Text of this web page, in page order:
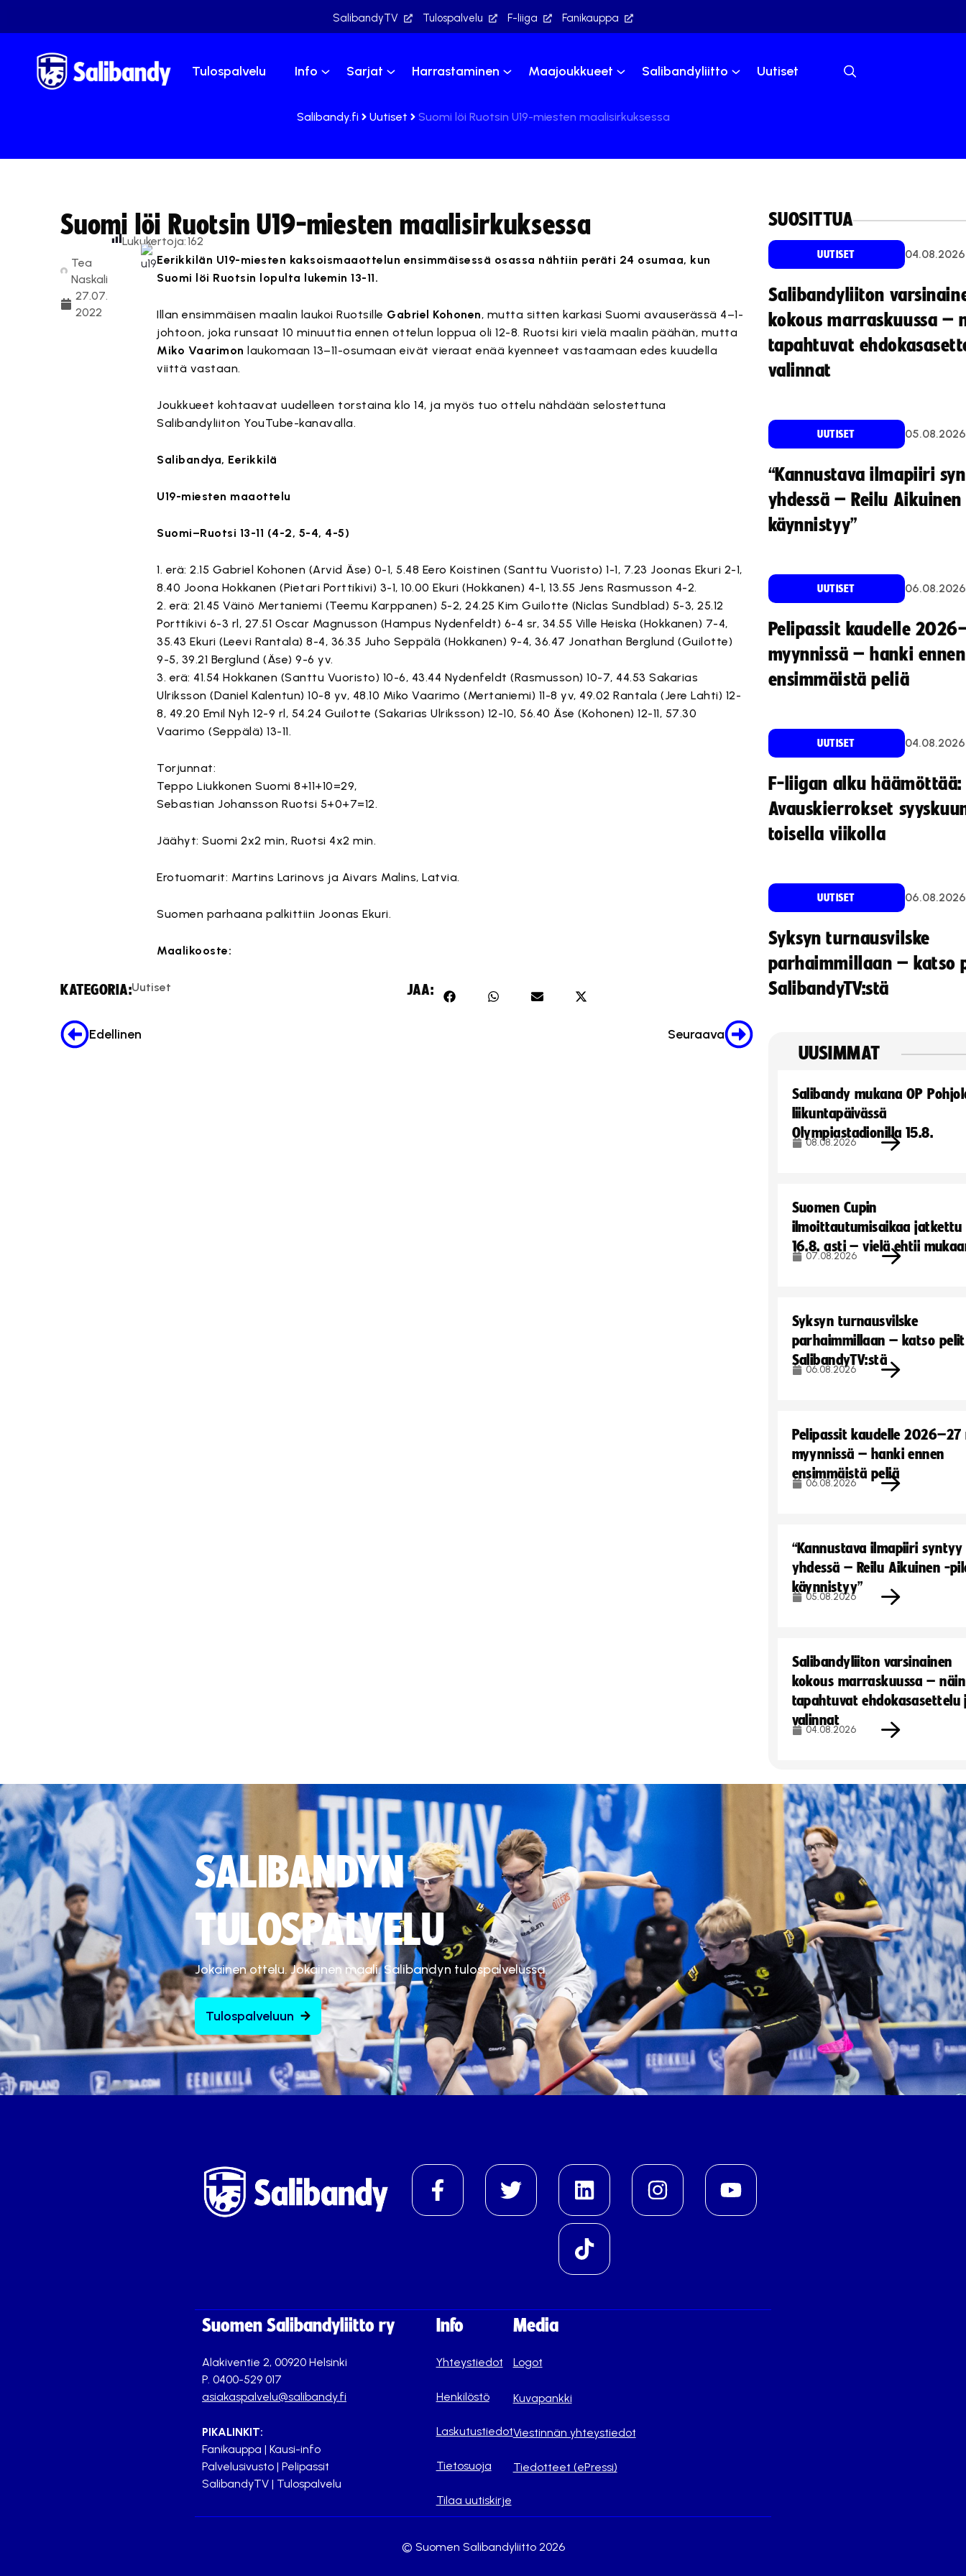
SalibandyTV Tulospalvelu F-liiga Fanikauppa
Tulospalvelu Info Sarjat Harrastaminen Maajoukkueet Salibandyliitto Uutiset
Salibandy.fi Uutiset Suomi löi Ruotsin U19-miesten maalisirkuksessa
Suomi löi Ruotsin U19-miesten maalisirkuksessa
Tea
Naskali
27.07.
2022
Lukukertoja:162
Eerikkilän U19-miesten kaksoismaaottelun ensimmäisessä osassa nähtiin peräti 24 osumaa, kun
Suomi löi Ruotsin lopulta lukemin 13-11.
Illan ensimmäisen maalin laukoi Ruotsille Gabriel Kohonen, mutta sitten karkasi Suomi avauserässä 4–1-
johtoon, joka runsaat 10 minuuttia ennen ottelun loppua oli 12-8. Ruotsi kiri vielä maalin päähän, mutta
Miko Vaarimon laukomaan 13–11-osumaan eivät vieraat enää kyenneet vastaamaan edes kuudella
viittä vastaan.
Joukkueet kohtaavat uudelleen torstaina klo 14, ja myös tuo ottelu nähdään selostettuna
Salibandyliiton YouTube-kanavalla.
Salibandya, Eerikkilä
U19-miesten maaottelu
Suomi–Ruotsi 13-11 (4-2, 5-4, 4-5)
1. erä: 2.15 Gabriel Kohonen (Arvid Äse) 0-1, 5.48 Eero Koistinen (Santtu Vuoristo) 1-1, 7.23 Joonas Ekuri 2-1,
8.40 Joona Hokkanen (Pietari Porttikivi) 3-1, 10.00 Ekuri (Hokkanen) 4-1, 13.55 Jens Rasmusson 4-2.
2. erä: 21.45 Väinö Mertaniemi (Teemu Karppanen) 5-2, 24.25 Kim Guilotte (Niclas Sundblad) 5-3, 25.12
Porttikivi 6-3 rl, 27.51 Oscar Magnusson (Hampus Nydenfeldt) 6-4 sr, 34.55 Ville Heiska (Hokkanen) 7-4,
35.43 Ekuri (Leevi Rantala) 8-4, 36.35 Juho Seppälä (Hokkanen) 9-4, 36.47 Jonathan Berglund (Guilotte)
9-5, 39.21 Berglund (Äse) 9-6 yv.
3. erä: 41.54 Hokkanen (Santtu Vuoristo) 10-6, 43.44 Nydenfeldt (Rasmusson) 10-7, 44.53 Sakarias
Ulriksson (Daniel Kalentun) 10-8 yv, 48.10 Miko Vaarimo (Mertaniemi) 11-8 yv, 49.02 Rantala (Jere Lahti) 12-
8, 49.20 Emil Nyh 12-9 rl, 54.24 Guilotte (Sakarias Ulriksson) 12-10, 56.40 Äse (Kohonen) 12-11, 57.30
Vaarimo (Seppälä) 13-11.
Torjunnat:
Teppo Liukkonen Suomi 8+11+10=29,
Sebastian Johansson Ruotsi 5+0+7=12.
Jäähyt: Suomi 2x2 min, Ruotsi 4x2 min.
Erotuomarit: Martins Larinovs ja Aivars Malins, Latvia.
Suomen parhaana palkittiin Joonas Ekuri.
Maalikooste:
Hyväksy markkinointievästeet
KATEGORIA:Uutiset JAA:
Edellinen Seuraava
SUOSITTUA
UUTISET 04.08.2026
Salibandyliiton
kokous marraskuussa –
tapahtuvat
valinnat
UUTISET 05.08.2026
“Kannustava ilmapiiri
yhdessä – Reilu
käynnistyy”
UUTISET 06.08.2026
Pelipassit kaudelle
myynnissä – hanki ennen
ensimmäistä peliä
UUTISET 04.08.2026
F-liigan alku häämöttää:
Avauskierrokset
toisella viikolla
UUTISET 06.08.2026
Syksyn turnausvilske
parhaimmillaan – katso
SalibandyTV:stä
UUSIMMAT
Salibandy mukana OP
liikuntapäivässä
Olympiastadionilla 15.8.
08.08.2026
Suomen Cupin
ilmoittautumisaikaa jatkettu
16.8. asti – vielä ehtii
07.08.2026
Syksyn turnausvilske
parhaimmillaan – katso pelit
SalibandyTV:stä
06.08.2026
Pelipassit kaudelle
myynnissä – hanki ennen
ensimmäistä peliä
06.08.2026
“Kannustava ilmapiiri syntyy
yhdessä – Reilu Aikuinen -
käynnistyy”
05.08.2026
Salibandyliiton varsinainen
kokous marraskuussa – näin
tapahtuvat ehdokasasettelu
valinnat
04.08.2026
SALIBANDYN
TULOSPALVELU
Jokainen ottelu. Jokainen maali. Salibandyn tulospalvelussa.
Tulospalveluun
Suomen Salibandyliitto ry
Alakiventie 2, 00920 Helsinki
P. 0400-529 017
asiakaspalvelu@salibandy.fi
PIKALINKIT:
Fanikauppa | Kausi-info
Palvelusivusto | Pelipassit
SalibandyTV | Tulospalvelu
Info
Yhteystiedot
Henkilöstö
Laskutustiedot
Tietosuoja
Tilaa uutiskirje
Media
Logot
Kuvapankki
Viestinnän yhteystiedot
Tiedotteet (ePressi)
© Suomen Salibandyliitto 2026